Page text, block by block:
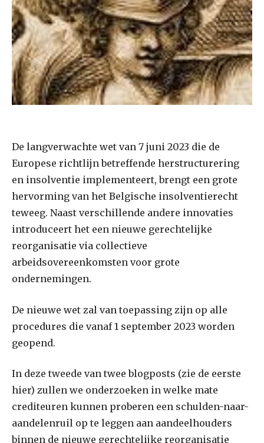
De langverwachte wet van 7 juni 2023 die de
Europese richtlijn betreffende herstructurering
en insolventie implementeert, brengt een grote
hervorming van het Belgische insolventierecht
teweeg. Naast verschillende andere innovaties
introduceert het een nieuwe gerechtelijke
reorganisatie via collectieve
arbeidsovereenkomsten voor grote
ondernemingen.
De nieuwe wet zal van toepassing zijn op alle
procedures die vanaf 1 september 2023 worden
geopend.
In deze tweede van twee blogposts (zie de eerste
hier) zullen we onderzoeken in welke mate
crediteuren kunnen proberen een schulden-naar-
aandelenruil op te leggen aan aandeelhouders
binnen de nieuwe gerechtelijke reorganisatie